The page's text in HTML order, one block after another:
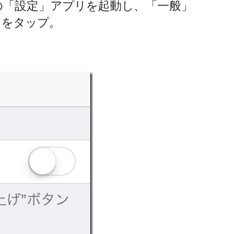
設定」アプリを起動し、「一般」
タップ。